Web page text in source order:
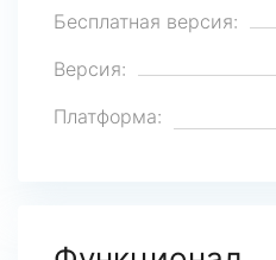
Бесплатная версия:
Версия:
Платформа: